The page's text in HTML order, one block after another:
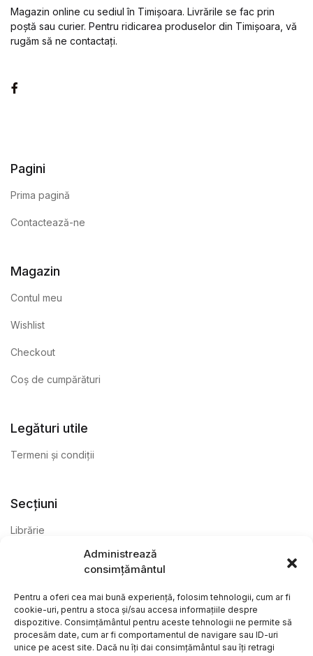
Administrează
consimțământul
Pentru a oferi cea mai bună experiență, folosim tehnologii, cum ar fi
cookie-uri, pentru a stoca și/sau accesa informațiile despre
dispozitive. Consimțământul pentru aceste tehnologii ne permite să
procesăm date, cum ar fi comportamentul de navigare sau ID-uri
unice pe acest site. Dacă nu îți dai consimțământul sau îți retragi
Magazin online cu sediul în Timișoara. Livrările se fac prin
poștă sau curier. Pentru ridicarea produselor din Timișoara, vă
rugăm să ne contactați.
Pagini
Prima pagină
Contactează-ne
Magazin
Contul meu
Wishlist
Checkout
Coș de cumpărături
Legături utile
Termeni și condiții
Secțiuni
Librărie